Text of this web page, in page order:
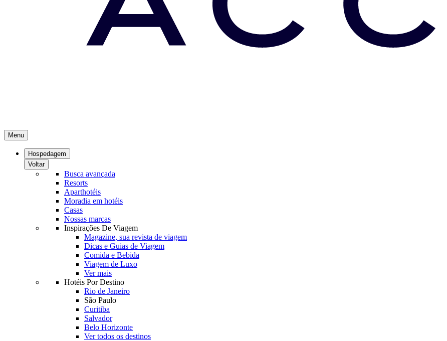
Menu
Hospedagem
Voltar
Busca avançada
Resorts
Aparthotéis
Moradia em hotéis
Casas
Nossas marcas
Inspirações De Viagem
Magazine, sua revista de viagem
Dicas e Guias de Viagem
Comida e Bebida
Viagem de Luxo
Ver mais
Hotéis Por Destino
Rio de Janeiro
São Paulo
Curitiba
Salvador
Belo Horizonte
Ver todos os destinos